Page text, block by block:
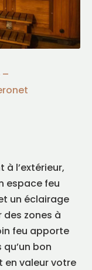
–
à l’extérieur,
espace feu
un éclairage
zones à
feu apporte
bon
valeur votre